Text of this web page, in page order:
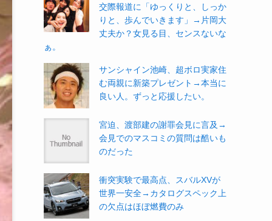
交際報道に「ゆっくりと、しっか
りと、歩んでいきます」→片岡大
丈夫か？女見る目、センスないな
ぁ。
サンシャイン池崎、超ボロ実家住
む両親に新築プレゼント→本当に
良い人。ずっと応援したい。
宮迫、渡部建の謝罪会見に言及→
会見でのマスコミの質問は酷いも
のだった
衝突実験で最高点、スバルXVが
世界一安全→カタログスペック上
の欠点はほぼ燃費のみ